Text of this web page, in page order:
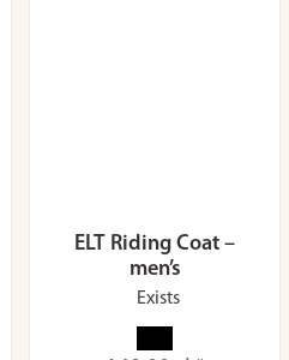
ELT Riding Coat –
men’s
Exists